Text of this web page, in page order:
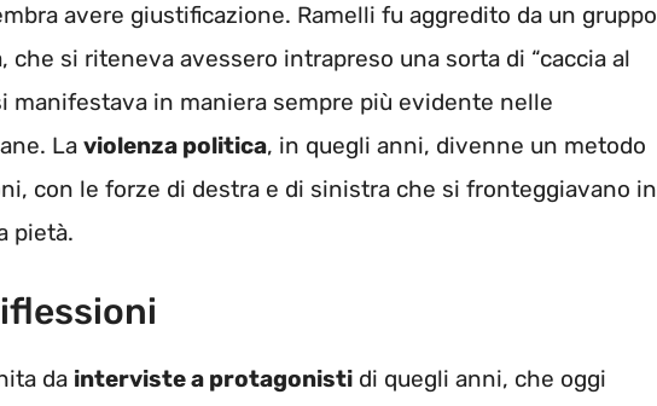
avere giustificazione. Ramelli fu aggredito da un gruppo
si riteneva avessero intrapreso una sorta di “caccia al
manifestava in maniera sempre più evidente nelle
La violenza politica, in quegli anni, divenne un metodo
con le forze di destra e di sinistra che si fronteggiavano in
pietà.
da interviste a protagonisti di quegli anni, che oggi